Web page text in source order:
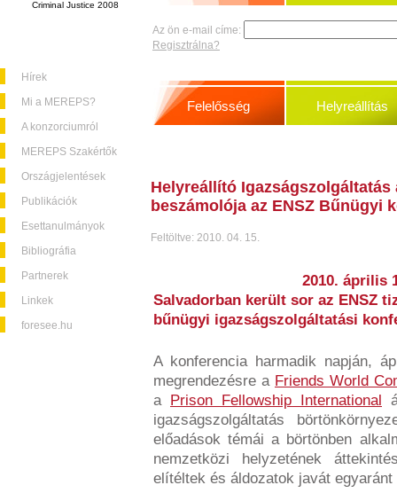
Criminal Justice 2008
Hírek
Mi a MEREPS?
A konzorciumról
MEREPS Szakértők
Országjelentések
Publikációk
Esettanulmányok
Bibliográfia
Partnerek
Linkek
foresee.hu
Az ön e-mail címe:
Regisztrálna?
Felelősség Helyreállítás
Helyreállító
beszámolója az ENSZ Bűnügyi
Feltöltve: 2010. 04. 15.
2010. április
Salvadorban került sor az ENSZ
bűnügyi igazságszolgáltatási
A konferencia harmadik napján,
megrendezésre a Friends World
a Prison Fellowship International
igazságszolgáltatás
előadások témái a börtönben
nemzetközi helyzetének
elítéltek és áldozatok javát